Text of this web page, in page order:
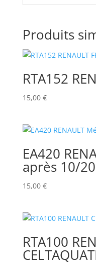
Produits
RTA152
15,00 €
EA420
après 10/
15,00 €
RTA100